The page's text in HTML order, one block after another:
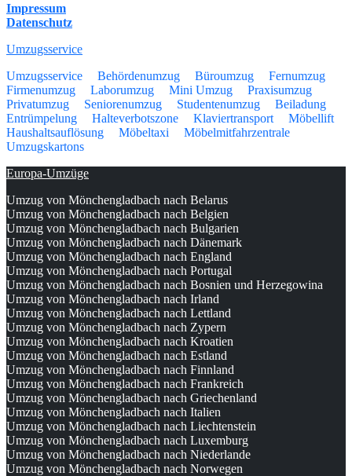
Impressum
Datenschutz
Umzugsservice
Umzugsservice
Behördenumzug Büroumzug
Fernumzug
Firmenumzug
Laborumzug Mini Umzug
Praxisumzug
Privatumzug
Seniorenumzug Studentenumzug
Beiladung
Entrümpelung
Halteverbotszone Klaviertransport
Möbellift
Haushaltsauflösung
Möbeltaxi
Möbelmitfahrzentrale
Umzugskartons
Europa-Umzüge
Umzug von Mönchengladbach nach Belarus
Umzug von Mönchengladbach nach Belgien
Umzug von Mönchengladbach nach Bulgarien
Umzug von Mönchengladbach nach Dänemark
Umzug von Mönchengladbach nach England
Umzug von Mönchengladbach nach Portugal
Umzug von Mönchengladbach nach Bosnien und Herzegowina
Umzug von Mönchengladbach nach Irland
Umzug von Mönchengladbach nach Lettland
Umzug von Mönchengladbach nach Zypern
Umzug von Mönchengladbach nach Kroatien
Umzug von Mönchengladbach nach Estland
Umzug von Mönchengladbach nach Finnland
Umzug von Mönchengladbach nach Frankreich
Umzug von Mönchengladbach nach Griechenland
Umzug von Mönchengladbach nach Italien
Umzug von Mönchengladbach nach Liechtenstein
Umzug von Mönchengladbach nach Luxemburg
Umzug von Mönchengladbach nach Niederlande
Umzug von Mönchengladbach nach Norwegen